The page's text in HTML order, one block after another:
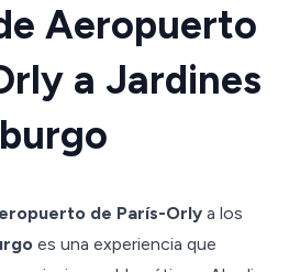
Aeropuerto
a Jardines
de París-Orly a los
es una experiencia que